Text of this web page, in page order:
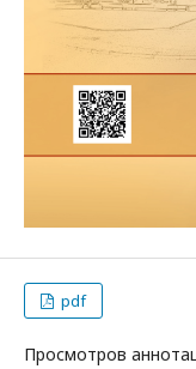
pdf
Просмотров